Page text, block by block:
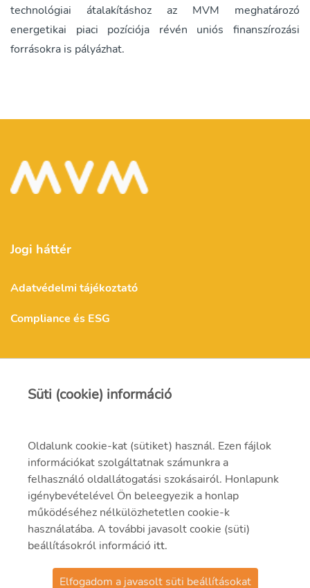
technológiai átalakításhoz az MVM meghatározó
energetikai piaci pozíciója révén uniós finanszírozási
forrásokra is pályázhat.
Jogi háttér
Adatvédelmi tájékoztató
Compliance és ESG
H-3271 Visonta, Erőmű utca 11.
+36 (37) 334-000
Süti (cookie) információ
Oldalunk cookie-kat (sütiket) használ. Ezen fájlok
információkat szolgáltatnak számunkra a
felhasználó oldallátogatási szokásairól. Honlapunk
igénybevételével Ön beleegyezik a honlap
működéséhez nélkülözhetetlen cookie-k
használatába. A további javasolt cookie (süti)
beállításokról információ itt.
Elfogadom a javasolt süti beállításokat